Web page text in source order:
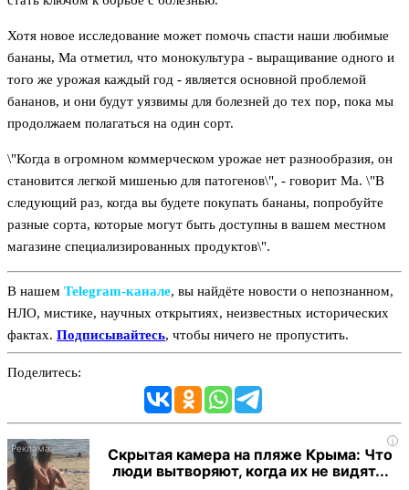
Хотя новое исследование может помочь спасти наши любимые
бананы, Ма отметил, что монокультура - выращивание одного и
того же урожая каждый год - является основной проблемой
бананов, и они будут уязвимы для болезней до тех пор, пока мы
продолжаем полагаться на один сорт.
\"Когда в огромном коммерческом урожае нет разнообразия, он
становится легкой мишенью для патогенов\", - говорит Ма. \"В
следующий раз, когда вы будете покупать бананы, попробуйте
разные сорта, которые могут быть доступны в вашем местном
магазине специализированных продуктов\".
В нашем Telegram‑канале, вы найдёте новости о непознанном,
НЛО, мистике, научных открытиях, неизвестных исторических
фактах. Подписывайтесь, чтобы ничего не пропустить.
Поделитесь:
i
Скрытая камера на пляже Крыма: Что
люди вытворяют, когда их не видят...